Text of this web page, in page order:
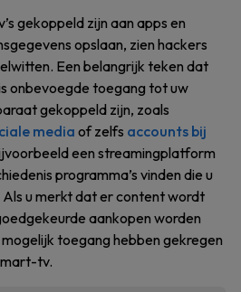
gekoppeld zijn aan apps en
opslaan, zien hackers
Een belangrijk teken dat
onbevoegde toegang tot uw
gekoppeld zijn, zoals
mediaof zelfs accounts bij
een streamingplatform
programma’s vinden die u
u merkt dat er content wordt
aankopen worden
toegang hebben gekregen
tv.